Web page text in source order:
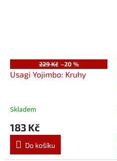
229 Kč –20 %
Usagi Yojimbo: Kruhy
Skladem
183 Kč
Do košíku